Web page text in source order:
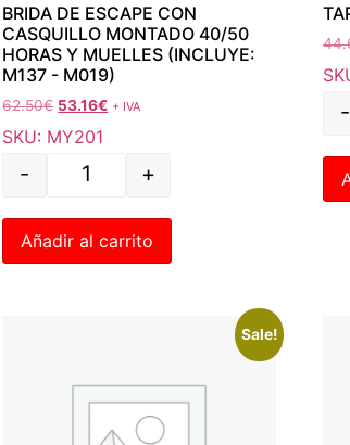
BRIDA DE ESCAPE CON
CASQUILLO MONTADO 40/50
HORAS Y MUELLES (INCLUYE:
M137 - M019)
62.50€ 53.16€ + IVA
SKU: MY201
- +
Añadir al carrito
-
Sale!